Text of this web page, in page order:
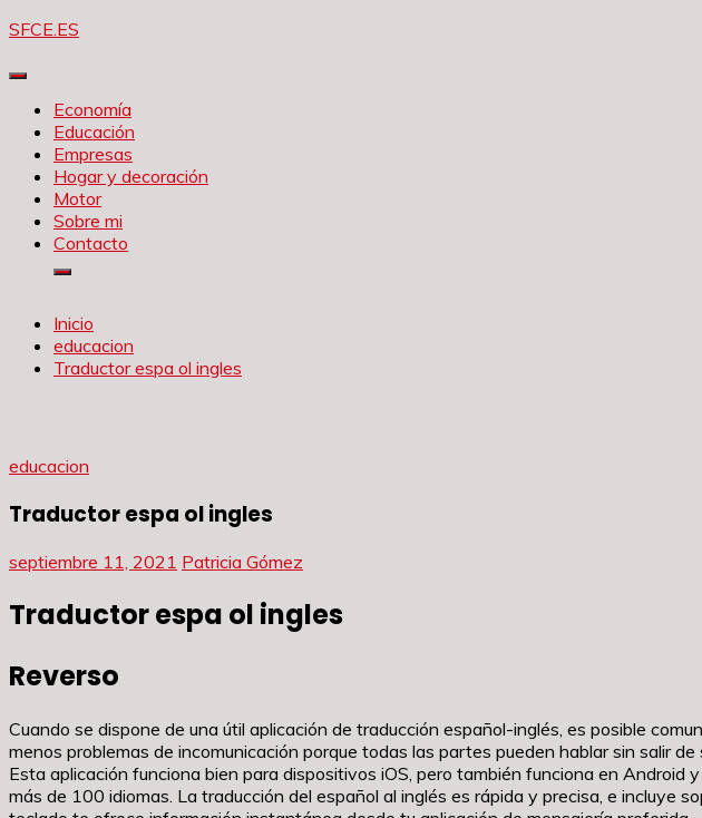
Saltar
contenido
SFCE.ES
Economía
Educación
Empresas
Hogar y decoración
Motor
Sobre mi
Contacto
Inicio
educacion
Traductor espa ol ingles
educacion
Traductor espa ol ingles
septiembre 11, 2021 Patricia Gómez
Traductor espa ol ingles
Reverso
Cuando se dispone de una útil aplicación de traducción español-inglés, es posible
menos problemas de incomunicación porque todas las partes pueden hablar sin salir
Esta aplicación funciona bien para dispositivos iOS, pero también funciona en
más de 100 idiomas. La traducción del español al inglés es rápida y precisa, e incluye